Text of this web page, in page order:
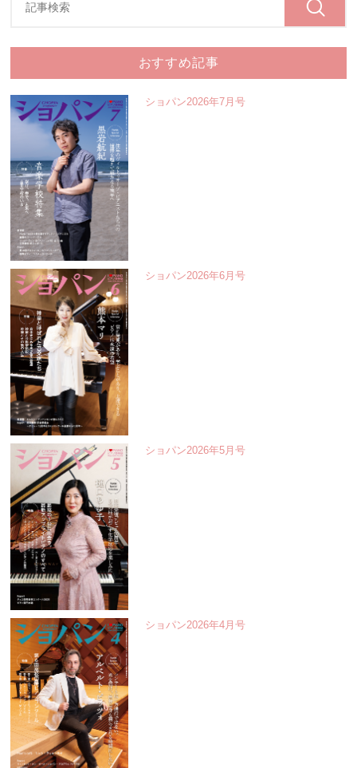
おすすめ記事
ショパン2026年7月号
ショパン2026年6月号
ショパン2026年5月号
ショパン2026年4月号